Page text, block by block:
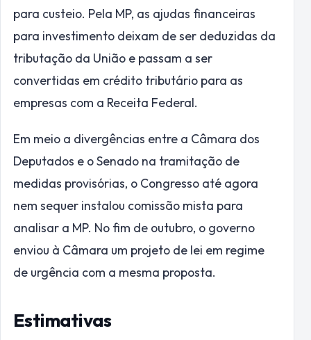
para custeio. Pela MP, as ajudas financeiras
para investimento deixam de ser deduzidas da
tributação da União e passam a ser
convertidas em crédito tributário para as
empresas com a Receita Federal.
Em meio a divergências entre a Câmara dos
Deputados e o Senado na tramitação de
medidas provisórias, o Congresso até agora
nem sequer instalou comissão mista para
analisar a MP. No fim de outubro, o governo
enviou à Câmara um projeto de lei em regime
de urgência com a mesma proposta.
Estimativas